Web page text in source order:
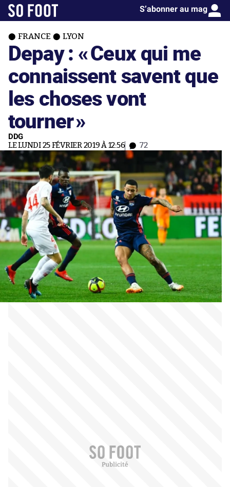
S’abonner au mag
FRANCE LYON
Depay : «Ceux qui me
connaissent savent que
les choses vont
tourner»
DDG
LE LUNDI 25 FÉVRIER 2019 À 12:56 72